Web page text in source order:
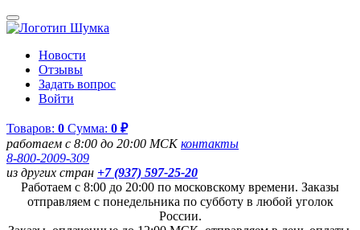
Новости
Отзывы
Задать вопрос
Войти
Товаров: 0 Сумма: 0 ₽
работаем с 8:00 до 20:00 МСКконтакты
8-800-2009-309
из других стран +7 (937) 597-25-20
Работаем с 8:00 до 20:00 по московскому времени. Заказы
отправляем с понедельника по субботу в любой уголок
России.